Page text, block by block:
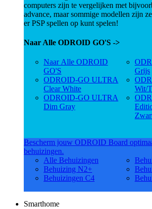
computers zijn te vergelijken met
advance, maar sommige modellen zijn
er PSP spellen op kunt spelen!
Naar Alle ODROID GO'S ->
Naar Alle ODROID
GO'S
ODROID-GO ULTRA
Clear White
ODROID-GO ULTRA
Dim Gray
Grijs
Wit/
Bescherm jouw ODROID Board
behuizingen.
Alle Behuizingen
Behuizing N2+
Behuizingen C4
Smarthome